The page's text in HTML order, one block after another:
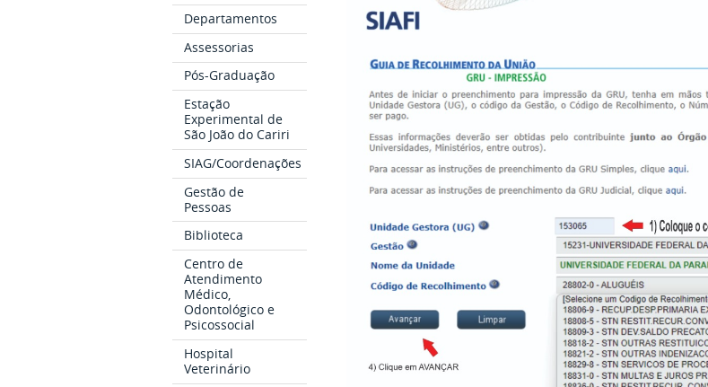
Departamentos
Assessorias
Pós-Graduação
Estação
Experimental de
São João do Cariri
SIAG/Coordenações
Gestão de
Pessoas
Biblioteca
Centro de
Atendimento
Médico,
Odontológico e
Psicossocial
Hospital
Veterinário